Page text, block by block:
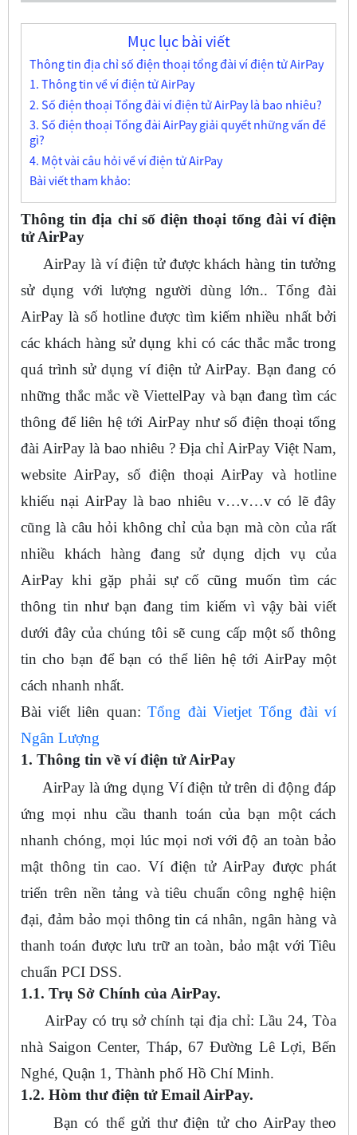
Mục lục bài viết
Thông tin địa chỉ số điện thoại tổng đài ví điện tử AirPay
1. Thông tin về ví điện tử AirPay
2. Số điện thoại Tổng đài ví điện tử AirPay là bao nhiêu?
3. Số điện thoại Tổng đài AirPay giải quyết những vấn đề
gì?
4. Một vài câu hỏi về ví điện tử AirPay
Bài viết tham khảo:
Thông tin địa chỉ số điện thoại tổng đài ví điện
tử AirPay
AirPay là ví điện tử được khách hàng tin tưởng
sử dụng với lượng người dùng lớn.. Tổng đài
AirPay là số hotline được tìm kiếm nhiều nhất bởi
các khách hàng sử dụng khi có các thắc mắc trong
quá trình sử dụng ví điện tử AirPay. Bạn đang có
những thắc mắc về ViettelPay và bạn đang tìm các
thông để liên hệ tới AirPay như số điện thoại tổng
đài AirPay là bao nhiêu ? Địa chỉ AirPay Việt Nam,
website AirPay, số điện thoại AirPay và hotline
khiếu nại AirPay là bao nhiêu v…v…v có lẽ đây
cũng là câu hỏi không chỉ của bạn mà còn của rất
nhiều khách hàng đang sử dụng dịch vụ của
AirPay khi gặp phải sự cố cũng muốn tìm các
thông tin như bạn đang tim kiếm vì vậy bài viết
dưới đây của chúng tôi sẽ cung cấp một số thông
tin cho bạn để bạn có thể liên hệ tới AirPay một
cách nhanh nhất.
Bài viết liên quan:Tổng đài Vietjet Tổng đài ví
Ngân Lượng
1. Thông tin về ví điện tử AirPay
AirPay là ứng dụng Ví điện tử trên di động đáp
ứng mọi nhu cầu thanh toán của bạn một cách
nhanh chóng, mọi lúc mọi nơi với độ an toàn bảo
mật thông tin cao. Ví điện tử AirPay được phát
triển trên nền tảng và tiêu chuẩn công nghệ hiện
đại, đảm bảo mọi thông tin cá nhân, ngân hàng và
thanh toán được lưu trữ an toàn, bảo mật với Tiêu
chuẩn PCI DSS.
1.1. Trụ Sở Chính của AirPay.
AirPay có trụ sở chính tại địa chỉ: Lầu 24, Tòa
nhà Saigon Center, Tháp, 67 Đường Lê Lợi, Bến
Nghé, Quận 1, Thành phố Hồ Chí Minh.
1.2. Hòm thư điện tử Email AirPay.
Bạn có thể gửi thư điện tử cho AirPay theo